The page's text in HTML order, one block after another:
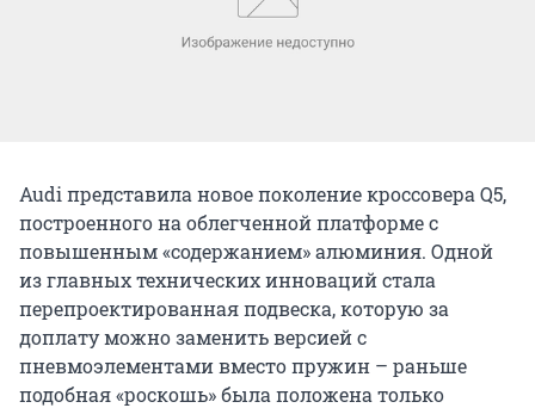
Audi представила новое поколение кроссовера Q5,
построенного на облегченной платформе с
повышенным «содержанием» алюминия. Одной
из главных технических инноваций стала
перепроектированная подвеска, которую за
доплату можно заменить версией с
пневмоэлементами вместо пружин – раньше
подобная «роскошь» была положена только